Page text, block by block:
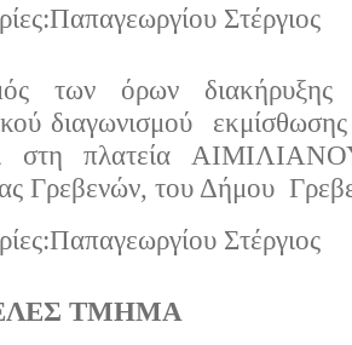
Στέργιος
των όρων διακήρυξης
διαγωνισμού
στη πλατεία
Γρεβενών, του Δήμου
Στέργιος
ΤΜΗΜΑ